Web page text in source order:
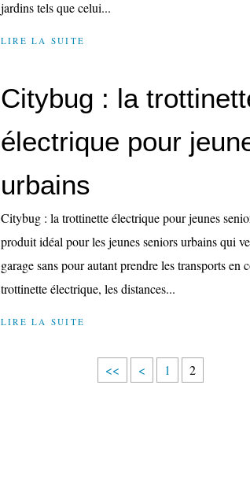
jardins tels que celui...
LIRE LA SUITE
Citybug : la
électrique pour
urbains
Citybug : la trottinette électrique pour jeunes
produit idéal pour les jeunes seniors urbains qui
garage sans pour autant prendre les transports en
trottinette électrique, les distances...
LIRE LA SUITE
<< < 1 2